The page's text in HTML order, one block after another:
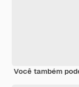
Você também